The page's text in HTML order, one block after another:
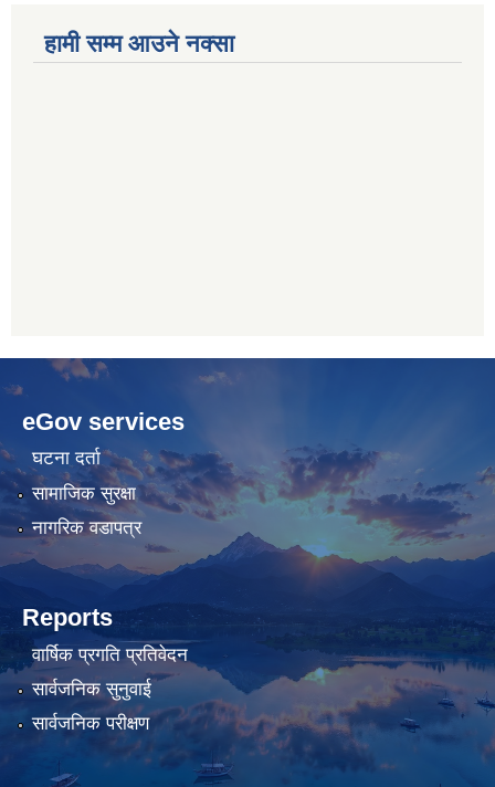
हामी सम्म आउने नक्सा
betwild
cratosroyalbet
bahis
siteleri
hdasianporns.net
lunadark.org
bahis
siteleri
eGov services
घटना दर्ता
सामाजिक सुरक्षा
नागरिक वडापत्र
Reports
वार्षिक प्रगति प्रतिवेदन
सार्वजनिक सुनुवाई
सार्वजनिक परीक्षण